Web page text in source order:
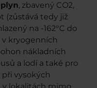
, zbavený CO2,
(zůstává tedy již
na -162°C do
v kryogenních
nákladních
a lodí a také pro
vysokých